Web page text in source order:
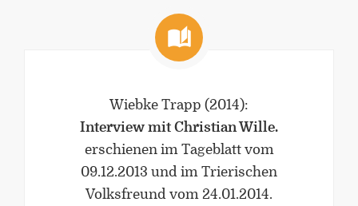
Wiebke Trapp (2014):
Interview mit Christian Wille.
erschienen im Tageblatt vom
09.12.2013 und im Trierischen
Volksfreund vom 24.01.2014.